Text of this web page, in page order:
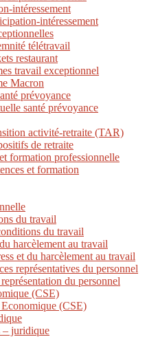
intéressement
intéressement
télétravail
restaurant
travail exceptionnel
Macron
prévoyance
santé prévoyance
activité-retraite (TAR)
de retraite
formation professionnelle
et formation
du travail
du travail
harcèlement au travail
et du harcèlement au travail
représentatives du personnel
du personnel
(CSE)
(CSE)
– juridique